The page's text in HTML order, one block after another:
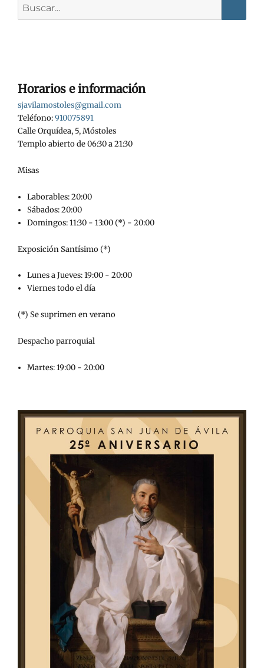
Horarios e información
sjavilamostoles@gmail.com
Teléfono:910075891
Calle Orquídea, 5, Móstoles
Templo abierto de 06:30 a 21:30
Misas
Laborables: 20:00
Sábados: 20:00
Domingos: 11:30 - 13:00 (*) - 20:00
Exposición Santísimo (*)
Lunes a Jueves: 19:00 - 20:00
Viernes todo el día
(*) Se suprimen en verano
Despacho parroquial
Martes: 19:00 - 20:00